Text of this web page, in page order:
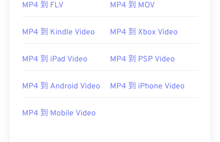
MP4 到 FLV MP4 到 MOV
MP4 到 Kindle Video MP4 到 Xbox Video
MP4 到 iPad Video MP4 到 PSP Video
MP4 到 Android Video MP4 到 iPhone Video
MP4 到 Mobile Video